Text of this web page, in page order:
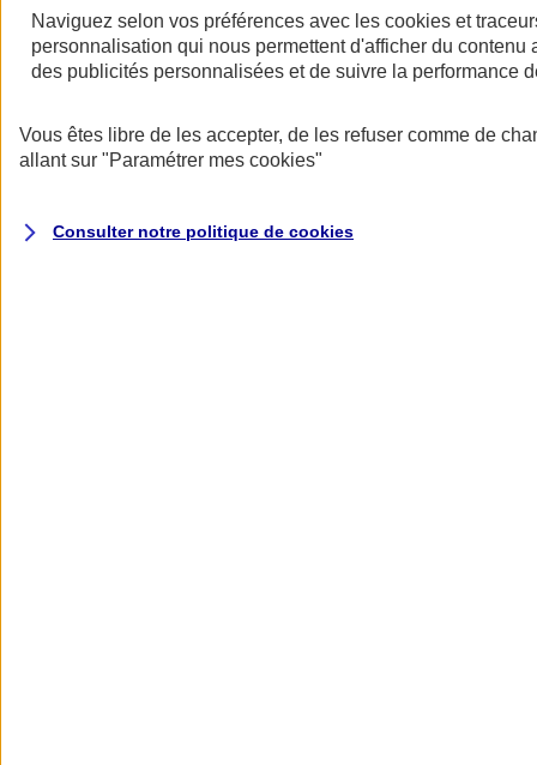
AXA Assurance
Naviguez selon vos préférences avec les cookies et
personnalisation qui nous permettent d'afficher du contenu
des publicités personnalisées et de suivre la performance
Vous êtes libre de les accepter, de les refuser comme de
allant sur "Paramétrer mes cookies"
Consulter notre politique de cookies